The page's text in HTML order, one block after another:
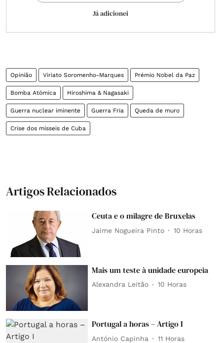
Já adicionei
Opinião Viriato Soromenho-Marques Prémio Nobel da Paz
Bomba Atómica Hiroshima & Nagasaki
Guerra nuclear iminente Guerra Fria Queda de muro
Crise dos mísseis de Cuba
Artigos Relacionados
Ceuta e o milagre de Bruxelas
Jaime Nogueira Pinto 10 Horas
Mais um teste à unidade europeia
Alexandra Leitão 10 Horas
Portugal a horas – Artigo I
António Capinha 11 Horas